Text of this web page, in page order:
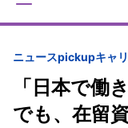
ニュースpickupキャ
「日本で働
でも、在留